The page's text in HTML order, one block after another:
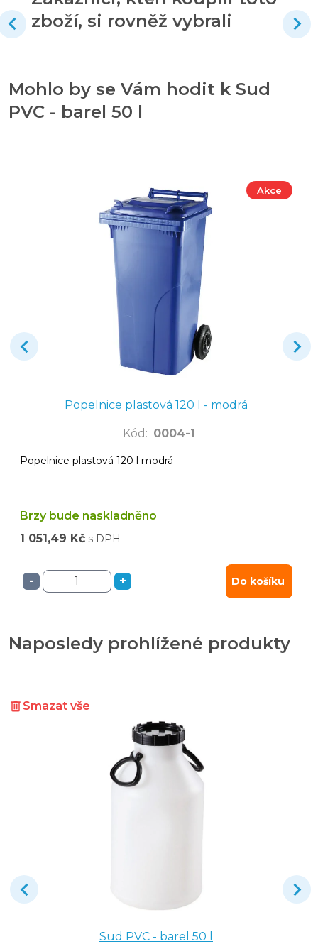
zboží, si rovněž vybrali
Mohlo by se Vám hodit k Sud
PVC - barel 50 l
Akce
Popelnice plastová 120 l - modrá
Kód : 0004-1
Popelnice plastová 120 l modrá
Brzy bude naskladněno
1 051,49 Kč s DPH
- + Do košíku
Naposledy prohlížené produkty
Smazat vše
Sud PVC - barel 50 l